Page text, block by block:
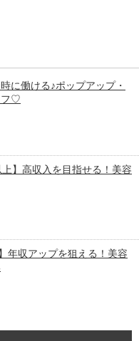
に働ける♪ポップアップ・
フ♡
上】高収入を目指せる！美容
年収アップを狙える！美容